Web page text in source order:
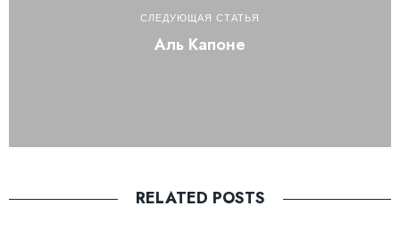
СЛЕДУЮЩАЯ СТАТЬЯ
Аль Капоне
RELATED POSTS